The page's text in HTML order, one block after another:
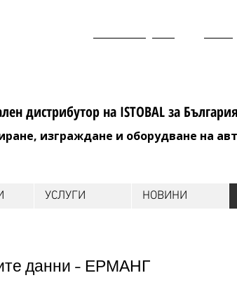
дистрибутор на ISTOBAL за България
изграждане и оборудване на
УСЛУГИ НОВИНИ
данни – ЕРМАНГ